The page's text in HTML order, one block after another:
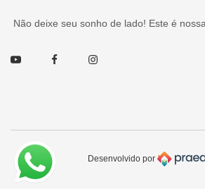
Não deixe seu sonho de lado! Este é
Youtube FacebookInstagram
Desenvolvido por